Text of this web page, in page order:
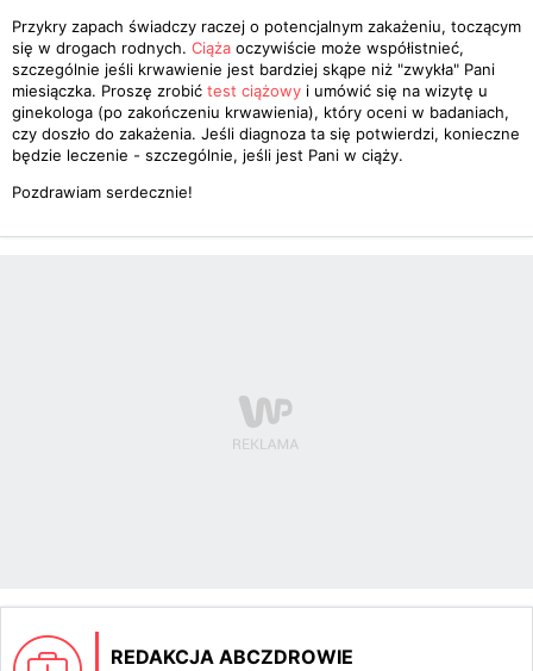
Przykry zapach świadczy raczej o potencjalnym zakażeniu, toczącym
się w drogach rodnych. Ciąża oczywiście może współistnieć,
szczególnie jeśli krwawienie jest bardziej skąpe niż "zwykła" Pani
miesiączka. Proszę zrobić test ciążowy i umówić się na wizytę u
ginekologa (po zakończeniu krwawienia), który oceni w badaniach,
czy doszło do zakażenia. Jeśli diagnoza ta się potwierdzi, konieczne
będzie leczenie - szczególnie, jeśli jest Pani w ciąży.
Pozdrawiam serdecznie!
REDAKCJA ABCZDROWIE